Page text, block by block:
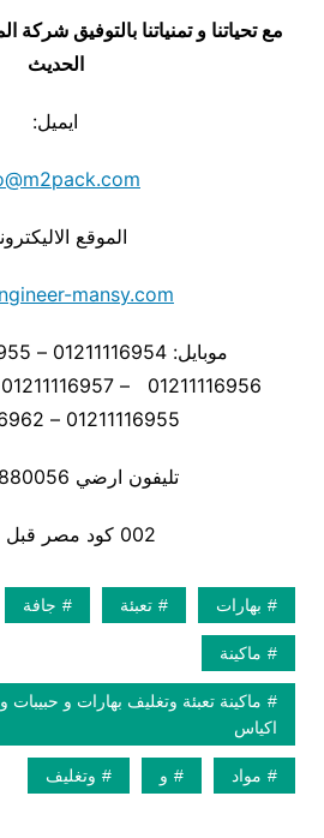
مع تحياتنا و تمنياتنا بالتوفيق
الحديث
ايميل:
الموقع
mansy.com
01211116955 – 01211116962
تليفون ارضي 0225880056
002 كود مصر قبل الرقم
بهارات تعبئة جافة
ماكينة
ماكينة تعبئة وتغليف بهارات و حبيبات
اكياس
مواد و وتغليف